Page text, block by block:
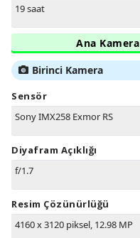
19 saat
Ana Kamera
Birinci Kamera
Sensör
Sony IMX258 Exmor RS
Diyafram Açıklığı
f/1.7
Resim Çözünürlüğü
4160 x 3120 piksel, 12.98 MP